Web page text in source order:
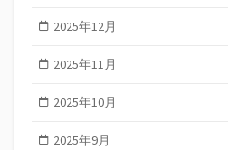
2025年12月
2025年11月
2025年10月
2025年9月